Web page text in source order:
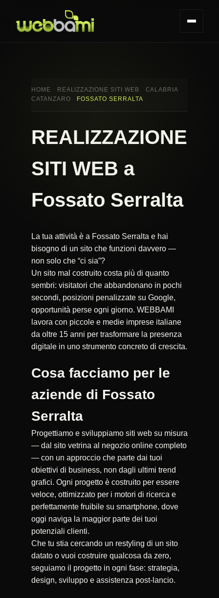
HOME REALIZZAZIONE SITI WEB
CALABRIA
CATANZARO
FOSSATO SERRALTA
REALIZZAZIONE
SITI WEB a
Fossato Serralta
La tua attività è a Fossato Serralta e hai
bisogno di un sito che funzioni davvero —
non solo che “ci sia”?
Un sito mal costruito costa più di quanto
sembri: visitatori che abbandonano in pochi
secondi, posizioni penalizzate su Google,
opportunità perse ogni giorno. WEBBAMI
lavora con piccole e medie imprese italiane
da oltre 15 anni per trasformare la presenza
digitale in uno strumento concreto di crescita.
Cosa facciamo per le
aziende di Fossato
Serralta
Progettiamo e sviluppiamo siti web su misura
— dal sito vetrina al negozio online completo
— con un approccio che parte dai tuoi
obiettivi di business, non dagli ultimi trend
grafici. Ogni progetto è costruito per essere
veloce, ottimizzato per i motori di ricerca e
perfettamente fruibile su smartphone, dove
oggi naviga la maggior parte dei tuoi
potenziali clienti.
Che tu stia cercando un restyling di un sito
datato o vuoi costruire qualcosa da zero,
seguiamo il progetto in ogni fase: strategia,
design, sviluppo e assistenza post-lancio.